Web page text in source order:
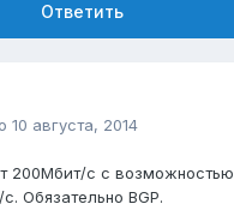
Ответить
10 августа, 2014
200Мбит/с с возможностью
Обязательно BGP.